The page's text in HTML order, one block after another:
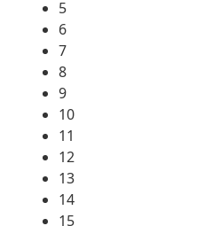
5
6
7
8
9
10
11
12
13
14
15